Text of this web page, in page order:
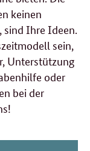
keinen
sind Ihre Ideen.
sein,
Unterstützung
oder
bei der